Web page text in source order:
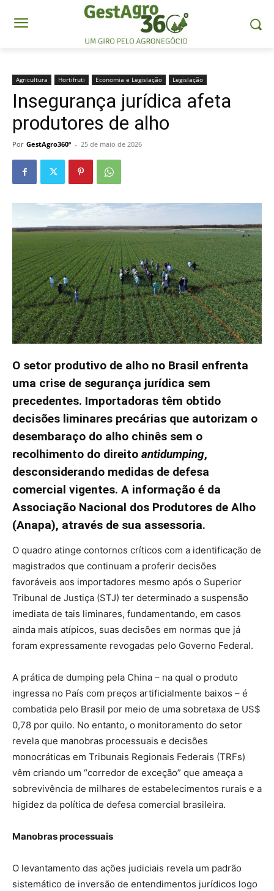
Agricultura Hortifruti Economia e Legislação Legislação
Insegurança jurídica afeta
produtores de alho
Por GestAgro360º - 25 de maio de 2026
O setor produtivo de alho no Brasil enfrenta
uma crise de segurança jurídica sem
precedentes. Importadoras têm obtido
decisões liminares precárias que autorizam o
desembaraço do alho chinês sem o
recolhimento do direito antidumping,
desconsiderando medidas de defesa
comercial vigentes. A informação é da
Associação Nacional dos Produtores de Alho
(Anapa), através de sua assessoria.
O quadro atinge contornos críticos com a identificação de
magistrados que continuam a proferir decisões
favoráveis aos importadores mesmo após o Superior
Tribunal de Justiça (STJ) ter determinado a suspensão
imediata de tais liminares, fundamentando, em casos
ainda mais atípicos, suas decisões em normas que já
foram expressamente revogadas pelo Governo Federal.
A prática de dumping pela China – na qual o produto
ingressa no País com preços artificialmente baixos – é
combatida pelo Brasil por meio de uma sobretaxa de US$
0,78 por quilo. No entanto, o monitoramento do setor
revela que manobras processuais e decisões
monocráticas em Tribunais Regionais Federais (TRFs)
vêm criando um “corredor de exceção” que ameaça a
sobrevivência de milhares de estabelecimentos rurais e a
higidez da política de defesa comercial brasileira.
Manobras processuais
O levantamento das ações judiciais revela um padrão
sistemático de inversão de entendimentos jurídicos logo